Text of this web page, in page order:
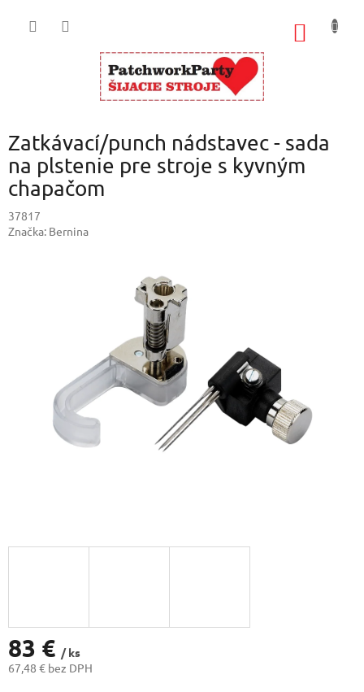
Zatkávací/punch nádstavec - sada
na plstenie pre stroje s kyvným
chapačom
37817
Značka: Bernina
83 € / ks
67,48 € bez DPH